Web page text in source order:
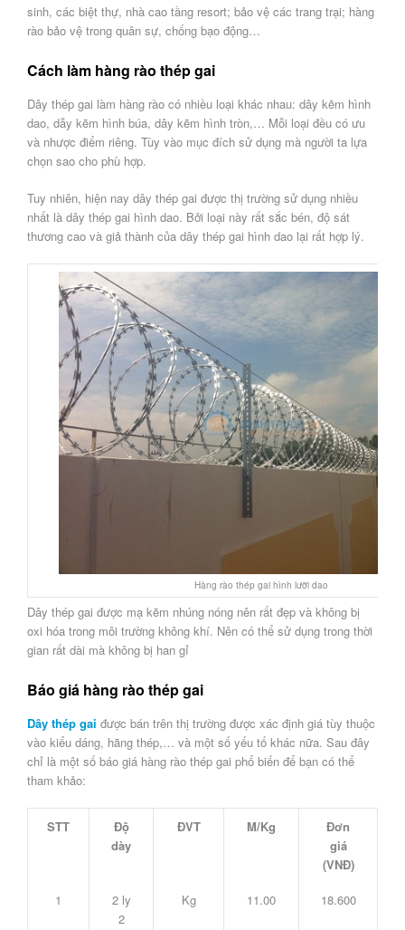
sinh, các biệt thự, nhà cao tầng resort; bảo vệ các trang trại; hàng
rào bảo vệ trong quân sự, chống bạo động…
Cách làm hàng rào thép gai
Dây thép gai làm hàng rào có nhiều loại khác nhau: dây kẽm hình
dao, dẫy kẽm hình búa, dây kẽm hình tròn,… Mỗi loại đều có ưu
và nhược điểm riêng. Tùy vào mục đích sử dụng mà người ta lựa
chọn sao cho phù hợp.
Tuy nhiên, hiện nay dây thép gai được thị trường sử dụng nhiều
nhất là dây thép gai hình dao. Bởi loại này rất sắc bén, độ sát
thương cao và giả thành của dây thép gai hình dao lại rất hợp lý.
Hàng rào thép gai hình lưỡi dao
Dây thép gai được mạ kẽm nhúng nóng nên rất đẹp và không bị
oxi hóa trong môi trường không khí. Nên có thể sử dụng trong thời
gian rất dài mà không bị han gỉ
Báo giá hàng rào thép gai
Dây thép gai được bán trên thị trường được xác định giá tùy thuộc
vào kiểu dáng, hãng thép,… và một số yếu tố khác nữa. Sau đây
chỉ là một số báo giá hàng rào thép gai phổ biến để bạn có thể
tham khảo:
STT
Độ
dày
ĐVT M/Kg
Đơn
giá
(VNĐ)
1
2 ly
2
Kg 11.00 18.600